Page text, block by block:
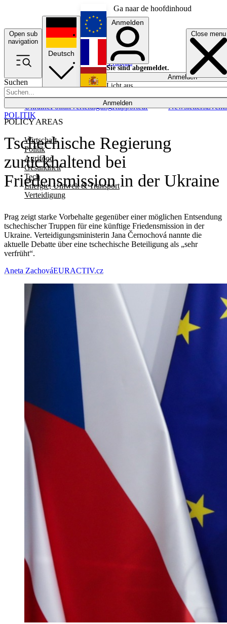
Ga naar de hoofdinhoud
Open sub
navigation
Close menu
Suchen
Anmelden
POLICY AREAS
Wirtschaft
Politik
Agrifood
Gesundheit
Tech
Energie, Umwelt & Transport
Verteidigung
UkrainePolitikVerteidigungRapporteur NewslettersEvents
Deutsch
English
Français
Anmelden
Sie sind abgemeldet.
Anmelden
Licht aus
Tschechische Regierung
zurückhaltend bei
Friedensmission in der Ukraine
Prag zeigt starke Vorbehalte gegenüber einer möglichen Entsendung
tschechischer Truppen für eine künftige Friedensmission in der
Ukraine. Verteidigungsministerin Jana Černochová nannte die
aktuelle Debatte über eine tschechische Beteiligung als „sehr
verfrüht“.
POLITIK
Aneta ZachováEURACTIV.cz